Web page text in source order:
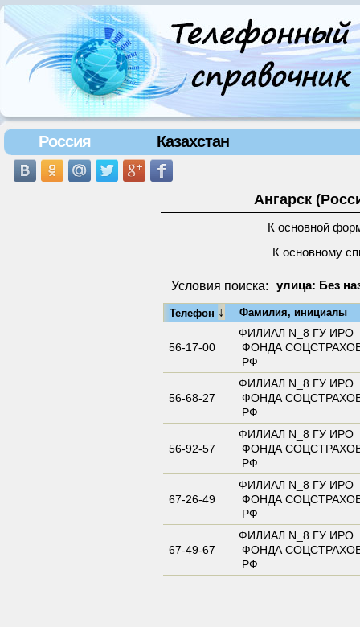
Россия Казахстан
Ангарск
К основной
К основному
Условия поиска: улица: Без
Телефон ↓ Фамилия, инициалы
56-17-00
ФИЛИАЛ N_8 ГУ ИРО
ФОНДА
РФ
56-68-27
ФИЛИАЛ N_8 ГУ ИРО
ФОНДА
РФ
56-92-57
ФИЛИАЛ N_8 ГУ ИРО
ФОНДА
РФ
67-26-49
ФИЛИАЛ N_8 ГУ ИРО
ФОНДА
РФ
67-49-67
ФИЛИАЛ N_8 ГУ ИРО
ФОНДА
РФ